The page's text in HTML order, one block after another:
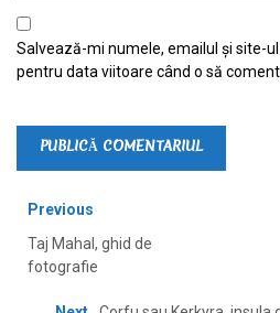
Salvează-mi numele, emailul și site-
pentru data viitoare când o să
Previous
Taj Mahal, ghid de
fotografie